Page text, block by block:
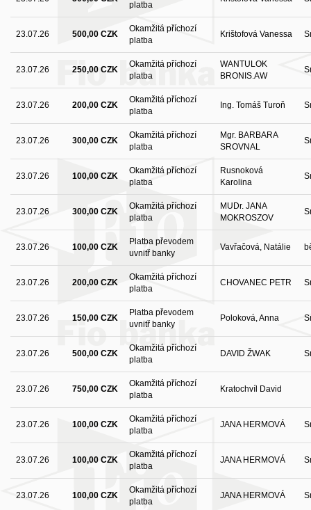
platba
23.07.26 500,00 CZK
Okamžitá příchozí
platba
Krištofová Vanessa
23.07.26 250,00 CZK
Okamžitá příchozí
platba
WANTULOK
BRONIS.AW
23.07.26 200,00 CZK
Okamžitá příchozí
platba
Ing. Tomáš Turoň
23.07.26 300,00 CZK
Okamžitá příchozí
platba
Mgr. BARBARA
SROVNAL
23.07.26 100,00 CZK
Okamžitá příchozí
platba
Rusnoková
Karolina
23.07.26 300,00 CZK
Okamžitá příchozí
platba
MUDr. JANA
MOKROSZOV
23.07.26 100,00 CZK
Platba převodem
uvnitř banky
Vavřačová, Natálie
23.07.26 200,00 CZK
Okamžitá příchozí
platba
CHOVANEC PETR
23.07.26 150,00 CZK
Platba převodem
uvnitř banky
Poloková, Anna
23.07.26 500,00 CZK
Okamžitá příchozí
platba
DAVID ŽWAK
23.07.26 750,00 CZK
Okamžitá příchozí
platba
Kratochvíl David
23.07.26 100,00 CZK
Okamžitá příchozí
platba
JANA HERMOVÁ
23.07.26 100,00 CZK
Okamžitá příchozí
platba
JANA HERMOVÁ
23.07.26 100,00 CZK
Okamžitá příchozí
platba
JANA HERMOVÁ